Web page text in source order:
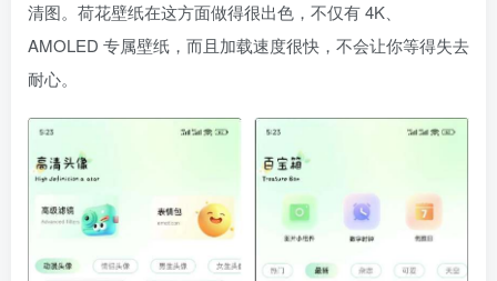
清图。荷花壁纸在这方面做得很出色，不仅有 4K、
AMOLED 专属壁纸，而且加载速度很快，不会让你等得失去
耐心。